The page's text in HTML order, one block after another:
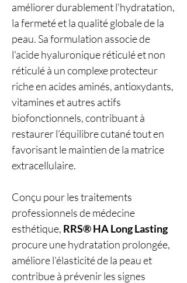
améliorer durablement l'hydratation,
la fermeté et la qualité globale de la
peau. Sa formulation associe de
l'acide hyaluronique réticulé et non
réticulé à un complexe protecteur
riche en acides aminés, antioxydants,
vitamines et autres actifs
biofonctionnels, contribuant à
restaurer l'équilibre cutané tout en
favorisant le maintien de la matrice
extracellulaire.
Conçu pour les traitements
professionnels de médecine
esthétique, RRS® HA Long Lasting
procure une hydratation prolongée,
améliore l'élasticité de la peau et
contribue à prévenir les signes